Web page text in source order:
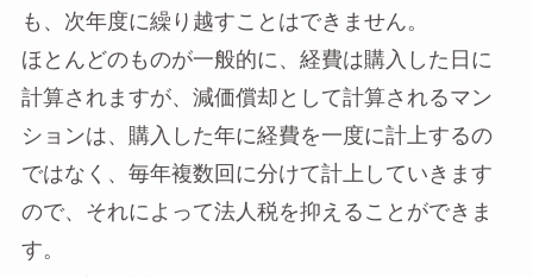
も、次年度に繰り越すことはできません。
ほとんどのものが一般的に、経費は購入した日に
計算されますが、減価償却として計算されるマン
ションは、購入した年に経費を一度に計上するの
ではなく、毎年複数回に分けて計上していきます
ので、それによって法人税を抑えることができま
す。